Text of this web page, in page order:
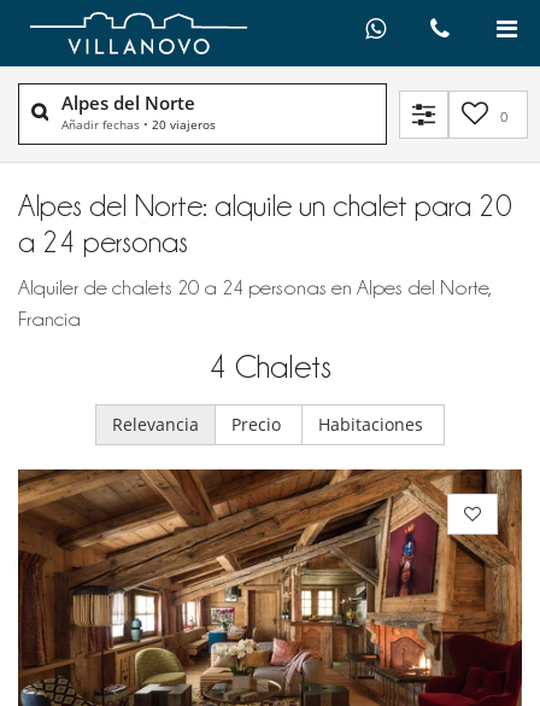
Alpes del Norte
Añadir fechas • 20 viajeros 0
Alpes del Norte: alquile un chalet para 20
a 24 personas
Alquiler de chalets 20 a 24 personas en Alpes del Norte,
Francia
4 Chalets
Relevancia Precio Habitaciones